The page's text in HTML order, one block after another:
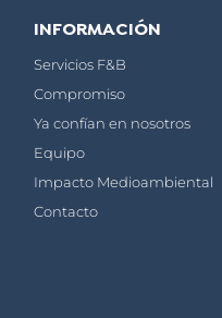
INFORMACIÓN
Servicios F&B
Compromiso
Ya confían en nosotros
Equipo
Impacto Medioambiental
Contacto